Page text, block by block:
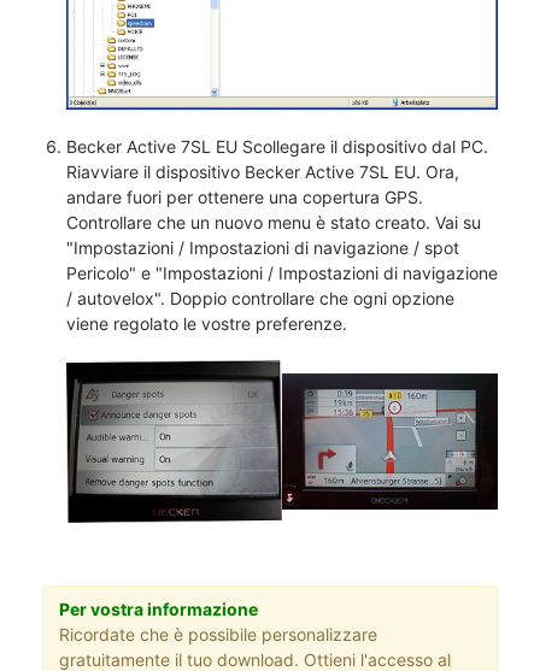
Becker Active 7SL EU Scollegare il dispositivo dal PC.
Riavviare il dispositivo Becker Active 7SL EU. Ora,
andare fuori per ottenere una copertura GPS.
Controllare che un nuovo menu è stato creato. Vai su
"Impostazioni / Impostazioni di navigazione / spot
Pericolo" e "Impostazioni / Impostazioni di navigazione
/ autovelox". Doppio controllare che ogni opzione
viene regolato le vostre preferenze.
Per vostra informazione
Ricordate che è possibile personalizzare
gratuitamente il tuo download. Ottieni l'accesso al